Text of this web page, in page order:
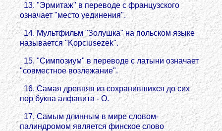
13. "Эрмитаж" в переводе с французского
означает "место уединения".
14. Мультфильм "Золушка" на польском языке
называется "Kopciusezek".
15. "Симпозиум" в переводе с латыни означает
"совместное возлежание".
16. Самая древняя из сохранившихся до сих
пор буква алфавита - О.
17. Самым длинным в мире словом-
палиндромом является финское слово